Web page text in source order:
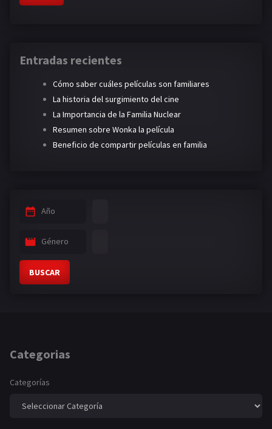
Entradas recientes
Cómo saber cuáles películas son familiares
La historia del surgimiento del cine
La Importancia de la Familia Nuclear
Resumen sobre Wonka la película
Beneficio de compartir películas en familia
Año
Género
BUSCAR
Categorias
Categorías